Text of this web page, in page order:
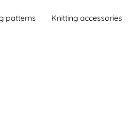
patterns Knitting accessories